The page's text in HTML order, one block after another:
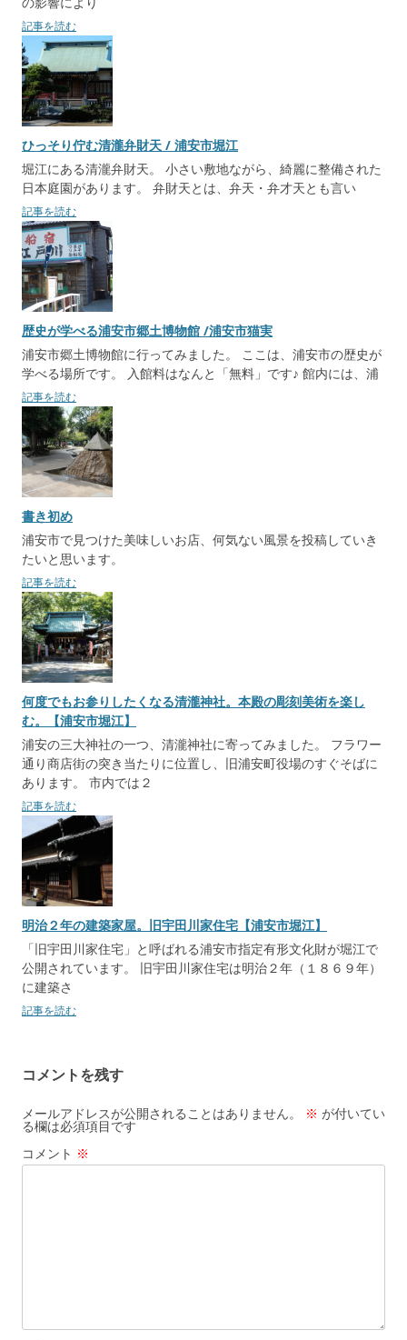
記事を読む
ひっそり佇む清瀧弁財天 / 浦安市堀江
堀江にある清瀧弁財天。 小さい敷地ながら、綺麗に整備された
日本庭園があります。 弁財天とは、弁天・弁才天とも言い
記事を読む
歴史が学べる浦安市郷土博物館 /浦安市猫実
浦安市郷土博物館に行ってみました。 ここは、浦安市の歴史が
学べる場所です。 入館料はなんと「無料」です♪ 館内には、浦
記事を読む
書き初め
浦安市で見つけた美味しいお店、何気ない風景を投稿していき
たいと思います。
記事を読む
何度でもお参りしたくなる清瀧神社。本殿の彫刻美術を楽し
む。【浦安市堀江】
浦安の三大神社の一つ、清瀧神社に寄ってみました。 フラワー
通り商店街の突き当たりに位置し、旧浦安町役場のすぐそばに
あります。 市内では２
記事を読む
明治２年の建築家屋。旧宇田川家住宅【浦安市堀江】
「旧宇田川家住宅」と呼ばれる浦安市指定有形文化財が堀江で
公開されています。 旧宇田川家住宅は明治２年（１８６９年）
に建築さ
記事を読む
コメントを残す
メールアドレスが公開されることはありません。 ※ が付いてい
る欄は必須項目です
コメント ※